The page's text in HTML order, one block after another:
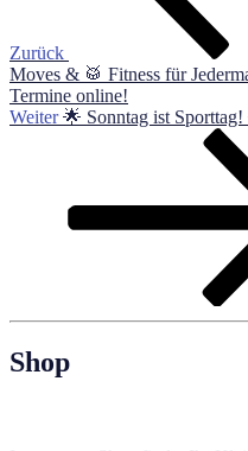
Zurück
Moves & 🥁 Fitness für
Termine online!
Nächster
Weiter 🌟 Sonntag ist Sporttag!
Shop